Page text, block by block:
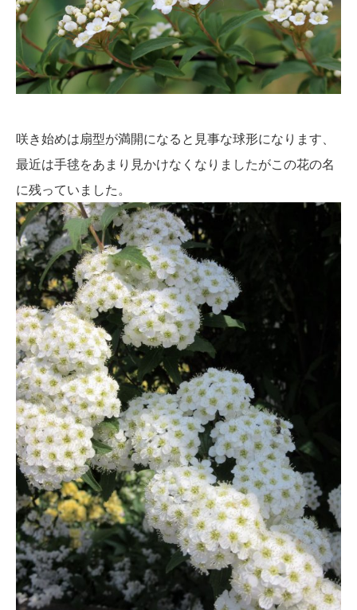
咲き始めは扇型が満開になると見事な球形になります、
最近は手毬をあまり見かけなくなりましたがこの花の名
に残っていました。